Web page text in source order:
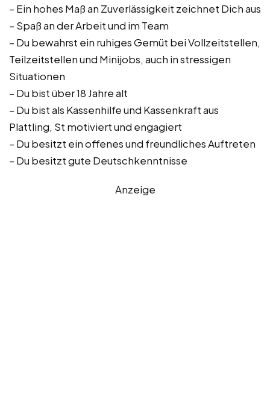
– Ein hohes Maß an Zuverlässigkeit zeichnet Dich aus
– Spaß an der Arbeit und im Team
– Du bewahrst ein ruhiges Gemüt bei Vollzeitstellen,
Teilzeitstellen und Minijobs, auch in stressigen
Situationen
– Du bist über 18 Jahre alt
– Du bist als Kassenhilfe und Kassenkraft aus
Plattling, St motiviert und engagiert
– Du besitzt ein offenes und freundliches Auftreten
– Du besitzt gute Deutschkenntnisse
Anzeige